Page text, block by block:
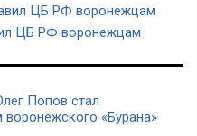
ЦБ РФ воронежцам
Попов стал
воронежского «Бурана»